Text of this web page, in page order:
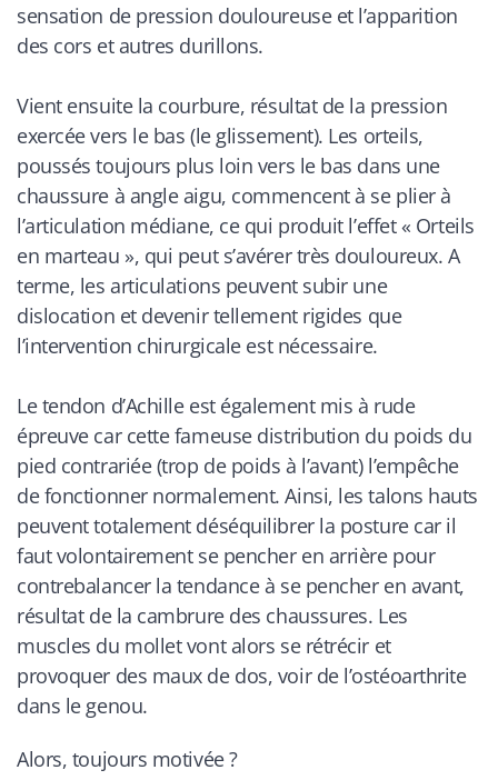
sensation de pression douloureuse et l’apparition
des cors et autres durillons.
Vient ensuite la courbure, résultat de la pression
exercée vers le bas (le glissement). Les orteils,
poussés toujours plus loin vers le bas dans une
chaussure à angle aigu, commencent à se plier à
l’articulation médiane, ce qui produit l’effet « Orteils
en marteau », qui peut s’avérer très douloureux. A
terme, les articulations peuvent subir une
dislocation et devenir tellement rigides que
l’intervention chirurgicale est nécessaire.
Le tendon d’Achille est également mis à rude
épreuve car cette fameuse distribution du poids du
pied contrariée (trop de poids à l’avant) l’empêche
de fonctionner normalement. Ainsi, les talons hauts
peuvent totalement déséquilibrer la posture car il
faut volontairement se pencher en arrière pour
contrebalancer la tendance à se pencher en avant,
résultat de la cambrure des chaussures. Les
muscles du mollet vont alors se rétrécir et
provoquer des maux de dos, voir de l’ostéoarthrite
dans le genou.
Alors, toujours motivée ?